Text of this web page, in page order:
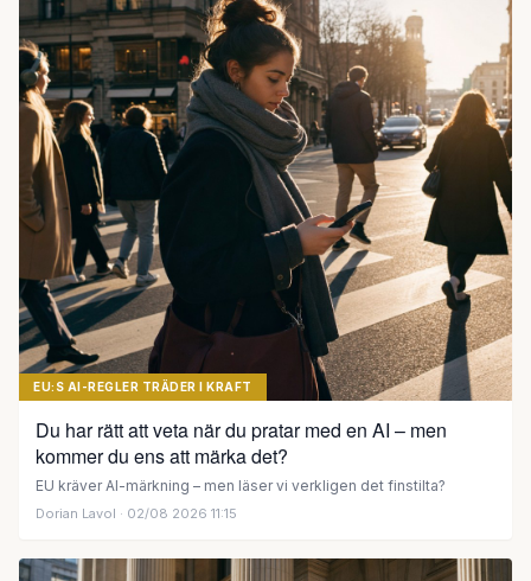
EU:S AI-REGLER TRÄDER I KRAFT
Du har rätt att veta när du pratar med en AI – men
kommer du ens att märka det?
EU kräver AI-märkning – men läser vi verkligen det finstilta?
Dorian Lavol · 02/08 2026 11:15